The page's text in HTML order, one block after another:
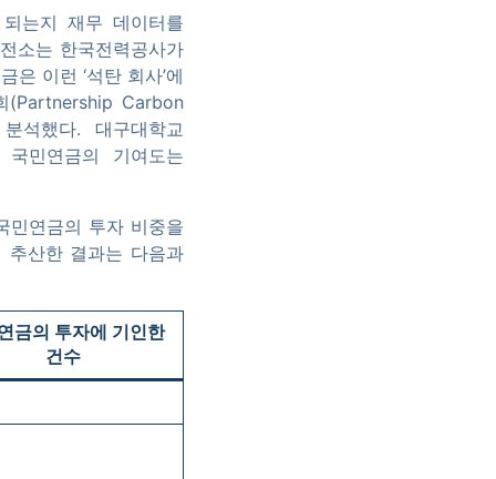
는지 재무 데이터를
소는 한국전력공사가
이런 ‘석탄 회사’에
(Partnership Carbon
석했다. 대구대학교
민연금의 기여도는
민연금의 투자 비중을
추산한 결과는 다음과
금의 투자에 기인한
건수